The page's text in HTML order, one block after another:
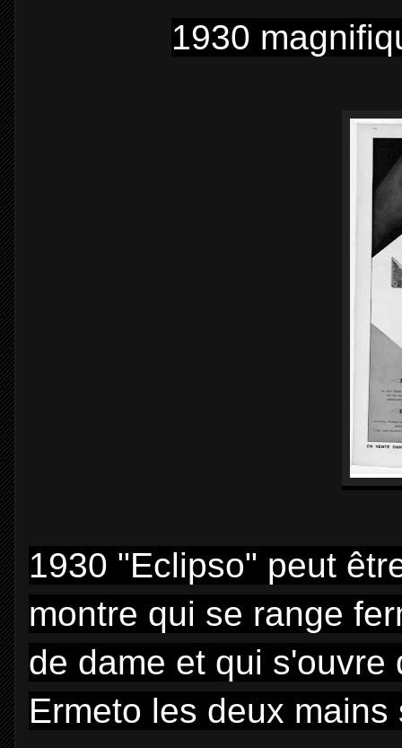
1930
1930 "Eclipso" peut
montre qui se range
de dame et qui
Ermeto les deux